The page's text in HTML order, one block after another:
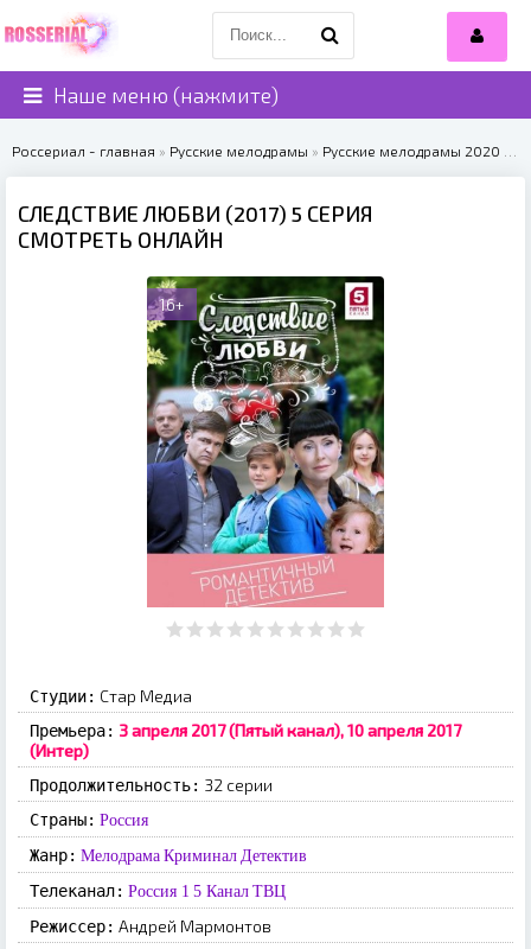
Наше меню (нажмите)
Россериал - главная » Русские мелодрамы » Русские мелодрамы 2020
СЛЕДСТВИЕ ЛЮБВИ (2017) 5 СЕРИЯ
СМОТРЕТЬ ОНЛАЙН
16+
Студии: Стар Медиа
Премьера: 3 апреля 2017 (Пятый канал), 10 апреля 2017
(Интер)
Продолжительность: 32 серии
Страны: Россия
Жанр: Мелодрама Криминал Детектив
Телеканал: Россия 1 5 Канал ТВЦ
Режиссер: Андрей Мармонтов